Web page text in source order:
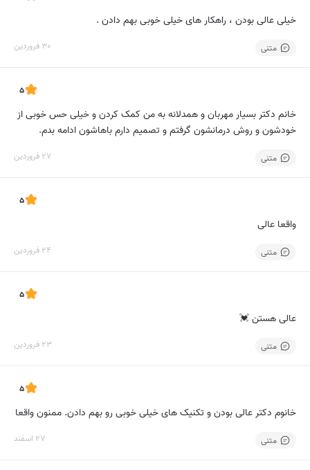
خیلی عالی بودن ، راهکار های خیلی خوبی بهم دادن .
متنی 30 فروردین
5
خانم دکتر بسیار مهربان و همدلانه به من کمک کردن و خیلی حس خوبی از
خودشون و روش درمانشون گرفتم و تصمیم دارم باهاشون ادامه بدم.
متنی 27 فروردین
5
واقعا عالی
متنی 24 فروردین
5
عالی هستن 💓
متنی 23 فروردین
5
خانوم دکتر عالی بودن و تکنیک های خیلی خوبی رو بهم دادن. ممنون واقعا
متنی 27 اسفند